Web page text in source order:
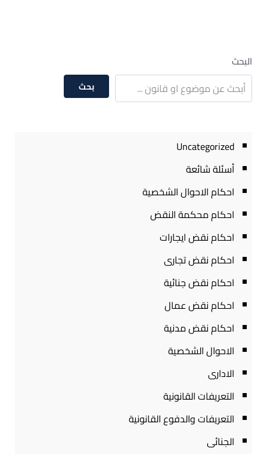
البحث
بحث
Uncategorized
أسئلة شائعة
احكام الاحوال الشخصية
احكام محكمة النقض
احكام نقض ايجارات
احكام نقض تجارى
احكام نقض جنائية
احكام نقض عمال
احكام نقض مدنية
الاحوال الشخصية
الادارى
التعريفات القانونية
التعريفات والدفوع القانونية
الجنائى